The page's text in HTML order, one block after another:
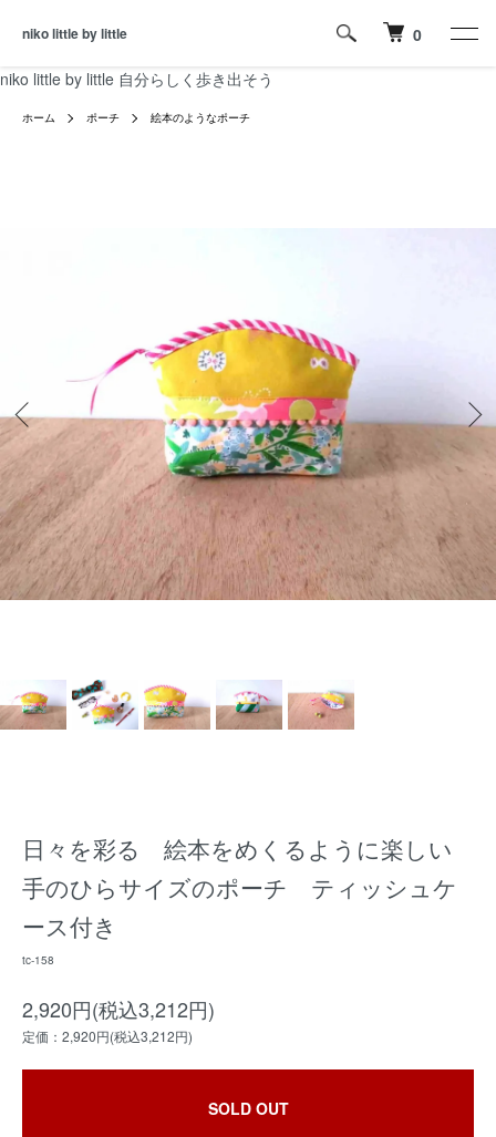
niko little by little 自分らしく歩き出そう
niko little by little 0
ホーム ポーチ 絵本のようなポーチ
日々を彩る 絵本をめくるように楽しい
手のひらサイズのポーチ ティッシュケ
ース付き
tc-158
2,920円(税込3,212円)
定価：2,920円(税込3,212円)
SOLD OUT